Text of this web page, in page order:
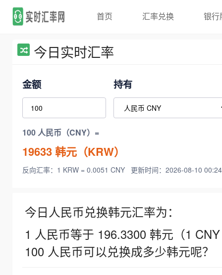
首页 汇率兑换 银行
今日实时汇率
金额 持有
100 人民币（CNY）=
19633韩元（KRW）
反向汇率：1 KRW = 0.0051 CNY 更新时间：2026-08-10
今日人民币兑换韩元汇率为：
1 人民币等于 196.3300 韩元（1
100 人民币可以兑换成多少韩元呢？